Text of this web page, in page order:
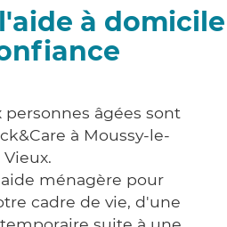
à domicile
personnes âgées sont
à Moussy-le-
Vieux.
ménagère pour
cadre de vie, d'une